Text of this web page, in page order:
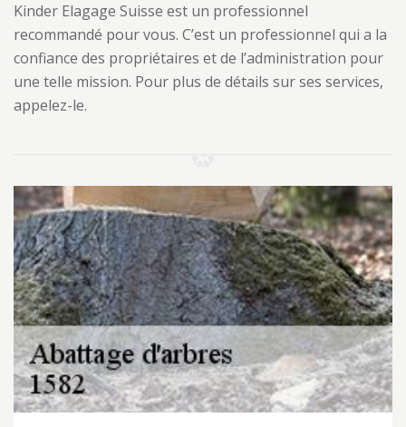
Kinder Elagage Suisse est un professionnel
recommandé pour vous. C’est un professionnel qui a la
confiance des propriétaires et de l’administration pour
une telle mission. Pour plus de détails sur ses services,
appelez-le.